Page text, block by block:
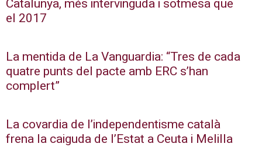
Catalunya, més intervinguda i sotmesa que
el 2017
La mentida de La Vanguardia: “Tres de cada
quatre punts del pacte amb ERC s’han
complert”
La covardia de l’independentisme català
frena la caiguda de l’Estat a Ceuta i Melilla